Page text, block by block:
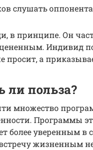
слушать
в принципе. Он
Индивид
просит, а
ли польза?
множество
Программы
более уверенным в
жизненным